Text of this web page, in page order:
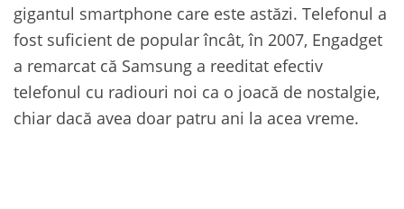
gigantul smartphone care este astăzi. Telefonul a
fost suficient de popular încât, în 2007, Engadget
a remarcat că Samsung a reeditat efectiv
telefonul cu radiouri noi ca o joacă de nostalgie,
chiar dacă avea doar patru ani la acea vreme.